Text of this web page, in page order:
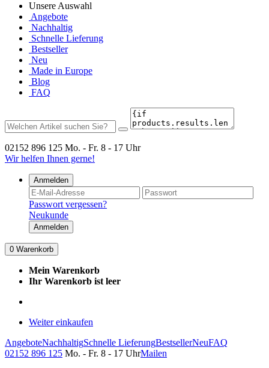
Unsere Auswahl
Angebote
Nachhaltig
Schnelle Lieferung
Bestseller
Neu
Made in Europe
Blog
FAQ
02152 896 125 Mo. - Fr. 8 - 17 Uhr
Wir helfen Ihnen gerne!
Anmelden
Passwort vergessen?
Neukunde
Anmelden
0 Warenkorb
Mein Warenkorb
Ihr Warenkorb ist leer
Weiter einkaufen
AngeboteNachhaltigSchnelle LieferungBestsellerNeuFAQ
02152 896 125 Mo. - Fr. 8 - 17 UhrMailen